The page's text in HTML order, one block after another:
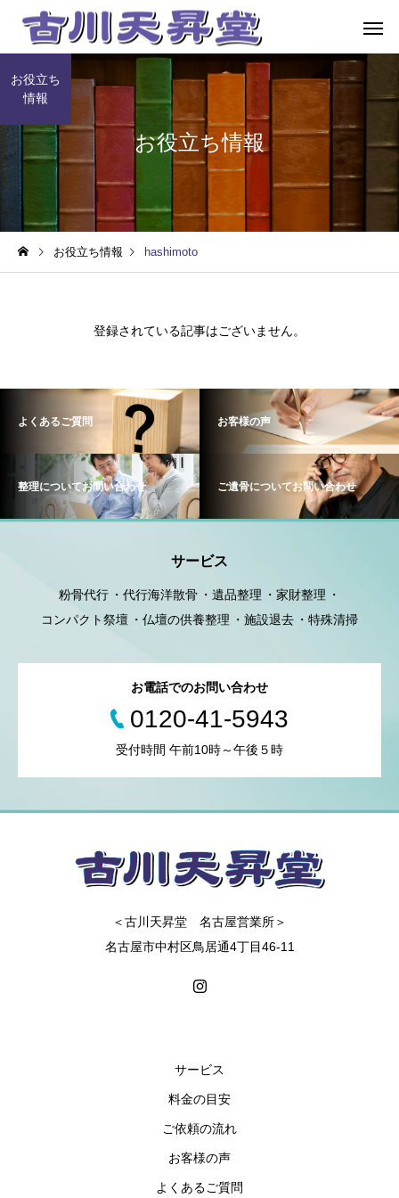
粉骨代行 代行海洋
お役立ち情報
お役立ち
情報
お役立ち情報 hashimoto
登録されている記事はございません。
よくあるご質問 お客様の声
整理についてお問い合わせ ご遺骨についてお問い合わせ
サービス
粉骨代行 代行海洋散骨 遺品整理
家財整理
コンパクト祭壇
仏壇の供養整理 施設退去 特殊清掃
お電話でのお問い合わせ
0120-41-5943
受付時間 午前10時～午後５時
＜古川天昇堂 名古屋営業所＞
名古屋市中村区鳥居通4丁目46-11
サービス
料金の目安
ご依頼の流れ
お客様の声
よくあるご質問